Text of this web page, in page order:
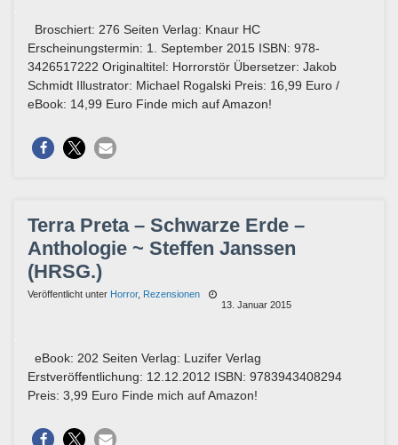
Broschiert: 276 Seiten Verlag: Knaur HC
Erscheinungstermin: 1. September 2015 ISBN: 978-
3426517222 Originaltitel: Horrorstör Übersetzer: Jakob
Schmidt Illustrator: Michael Rogalski Preis: 16,99 Euro /
eBook: 14,99 Euro Finde mich auf Amazon!
Terra Preta – Schwarze Erde –
Anthologie ~ Steffen Janssen
(HRSG.)
Veröffentlicht unter Horror, Rezensionen
13. Januar 2015
eBook: 202 Seiten Verlag: Luzifer Verlag
Erstveröffentlichung: 12.12.2012 ISBN: 9783943408294
Preis: 3,99 Euro Finde mich auf Amazon!